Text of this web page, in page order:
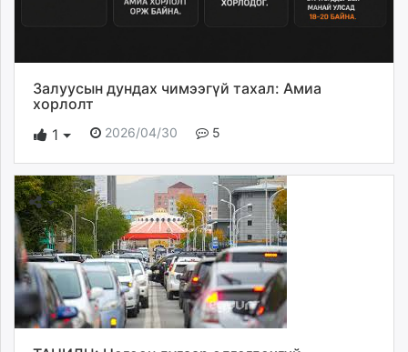
Залуусын дундах чимээгүй тахал: Амиа
хорлолт
1
2026/04/30 5